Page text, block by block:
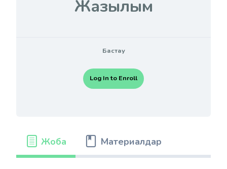
Жазылым
Бастау
Log In to Enroll
Жоба Материалдар